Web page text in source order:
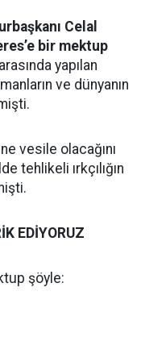
Celal
bir mektup
yapılan
ve dünyanın
vesile olacağını
tehlikeli ırkçılığın
EDİYORUZ
şöyle: